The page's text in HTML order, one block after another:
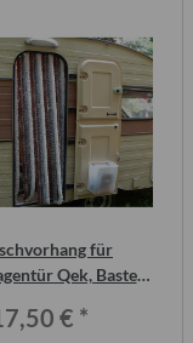
für
Qek, Bastei,
€ *